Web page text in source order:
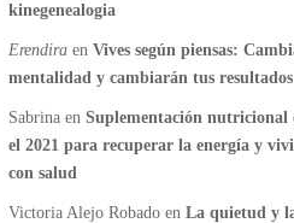
kinegenealogia
Erendiraen Vives según piensas:
mentalidad y cambiarán tus resultados
Sabrinaen Suplementación nutricional
el 2021 para recuperar la energía y
con salud
Victoria Alejo Robadoen La quietud y